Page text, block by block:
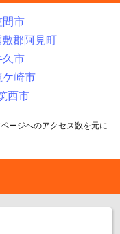
間市
郡阿見町
久市
ケ崎市
西市
ージへのアクセス数を元に